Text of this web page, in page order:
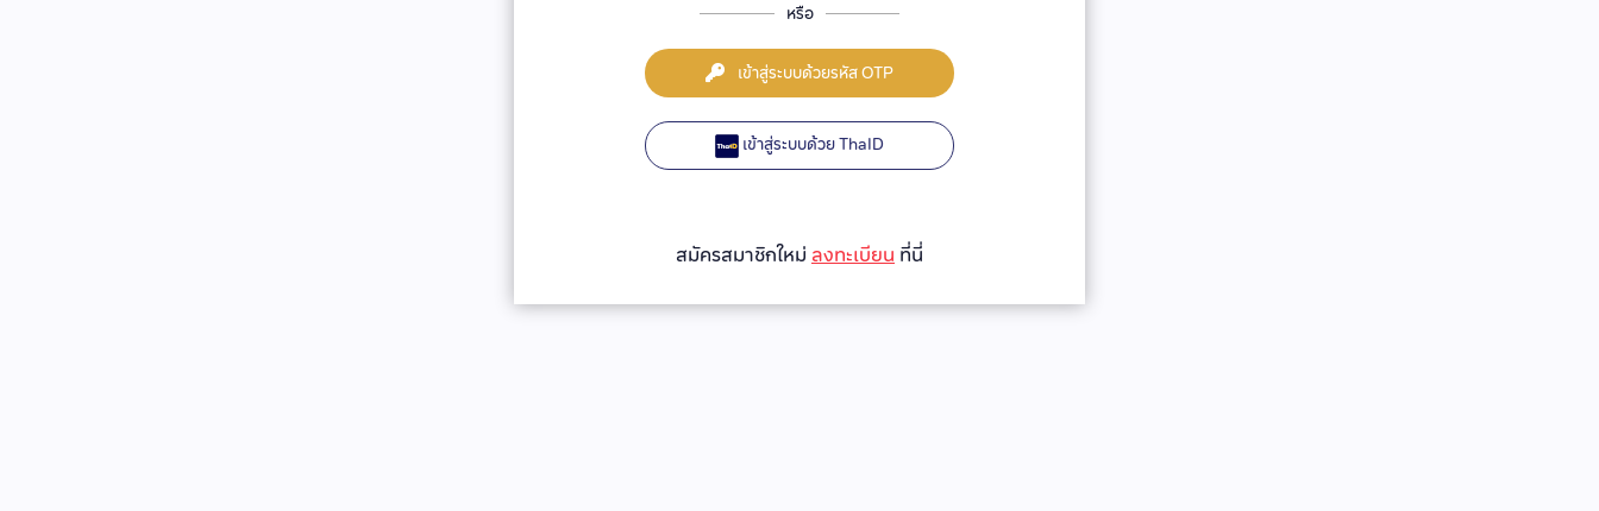
หรือ
เข้าสู่ระบบด้วยรหัส OTP
เข้าสู่ระบบด้วย ThaID
สมัครสมาชิกใหม่ ลงทะเบียน ที่นี่